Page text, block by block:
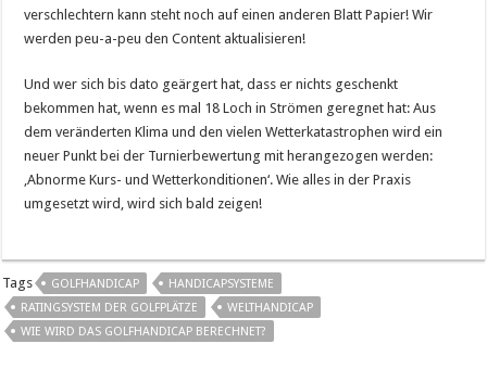
verschlechtern kann steht noch auf einen anderen Blatt Papier! Wir
werden peu-a-peu den Content aktualisieren!
Und wer sich bis dato geärgert hat, dass er nichts geschenkt
bekommen hat, wenn es mal 18 Loch in Strömen geregnet hat: Aus
dem veränderten Klima und den vielen Wetterkatastrophen wird ein
neuer Punkt bei der Turnierbewertung mit herangezogen werden:
‚Abnorme Kurs- und Wetterkonditionen‘. Wie alles in der Praxis
umgesetzt wird, wird sich bald zeigen!
Tags GOLFHANDICAP
HANDICAPSYSTEME
RATINGSYSTEM DER GOLFPLÄTZE
WELTHANDICAP
WIE WIRD DAS GOLFHANDICAP BERECHNET?